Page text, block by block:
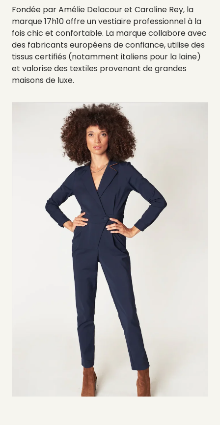
Fondée par Amélie Delacour et Caroline Rey, la
marque 17h10 offre un vestiaire professionnel à la
fois chic et confortable. La marque collabore avec
des fabricants européens de confiance, utilise des
tissus certifiés (notamment italiens pour la laine)
et valorise des textiles provenant de grandes
maisons de luxe.